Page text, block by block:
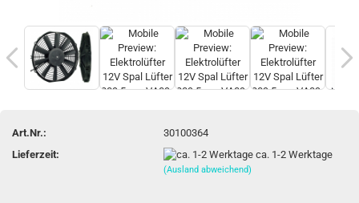
Art.Nr.:
30100364
Lieferzeit:
ca. 1-2 Werktage
(Ausland abweichend)